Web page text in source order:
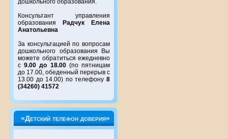
дошкольного образования.
Консультант управления
образования
Радчук Елена
Анатольевна
За консультацией по вопросам
дошкольного образования Вы
можете обратиться ежедневно
с9.00 до 18.00(по пятницам
до 17.00, обеденный перерыв с
13.00 до 14.00) по телефону 8
(34260) 41572
«Детский телефон доверия»